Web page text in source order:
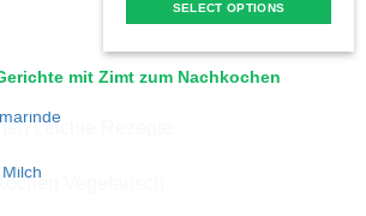
SELECT OPTIONS
product
mit Zimt zum Nachkochen